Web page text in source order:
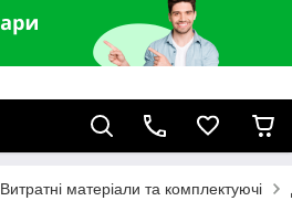
Витратні матеріали та комплектуючі